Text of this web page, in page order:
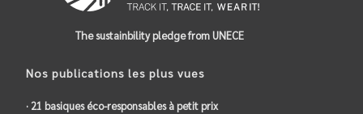
The sustainbility pledge from UNECE
Nos publications les plus vues
· 21 basiques éco-responsables à petit prix